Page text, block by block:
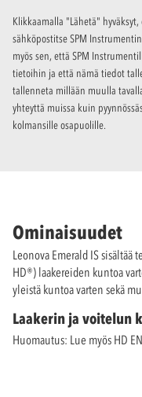
Klikkaamalla "Lähetä"
sähköpostitse SPM
myös sen, että SPM
tietoihin ja että nämä tiedot
tallenneta millään muulla
yhteyttä muissa kuin
kolmansille osapuolille.
Ominaisuudet
Leonova Emerald IS
HD®) laakereiden kuntoa
yleistä kuntoa varten sekä
Laakerin ja voitelun
Huomautus: Lue myös HD